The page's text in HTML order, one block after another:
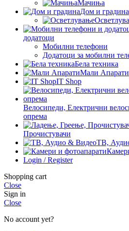
Мачиња
Дом и градина
додатоци
Мобилни телефони
Додатоци за мобилни
Бела техника
Мали Апарати
IT Shop
Велосипеди, Електрични
опрема
Прочистувачи
ТВ,
Login / Register
Shopping cart
Close
Sign in
Close
No account yet?